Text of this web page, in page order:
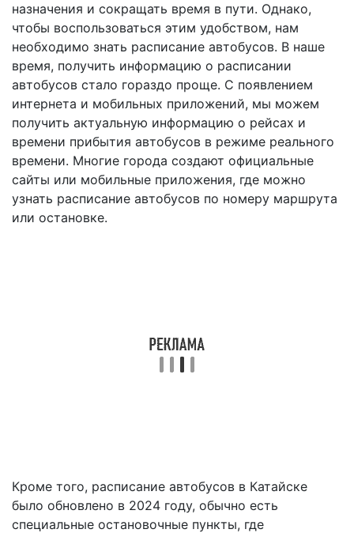
назначения и сокращать время в пути. Однако,
чтобы воспользоваться этим удобством, нам
необходимо знать расписание автобусов. В наше
время, получить информацию о расписании
автобусов стало гораздо проще. С появлением
интернета и мобильных приложений, мы можем
получить актуальную информацию о рейсах и
времени прибытия автобусов в режиме реального
времени. Многие города создают официальные
сайты или мобильные приложения, где можно
узнать расписание автобусов по номеру маршрута
или остановке.
Кроме того, расписание автобусов в Катайске
было обновлено в 2024 году, обычно есть
специальные остановочные пункты, где